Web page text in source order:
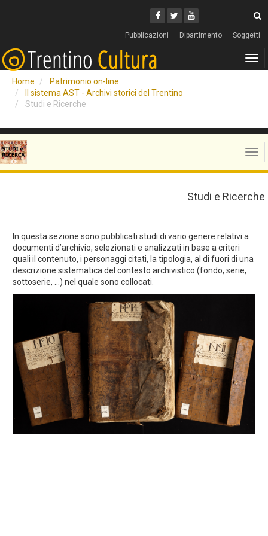
Facebook
Twitter
Youtube
Pubblicazioni Dipartimento Soggetti
Home
Patrimonio on-line
Il sistema AST - Archivi storici del Trentino
Studi e Ricerche
Studi e Ricerche
In questa sezione sono pubblicati studi di vario genere relativi a
documenti d’archivio, selezionati e analizzati in base a criteri
quali il contenuto, i personaggi citati, la tipologia, al di fuori di una
descrizione sistematica del contesto archivistico (fondo, serie,
sottoserie, ...) nel quale sono collocati.